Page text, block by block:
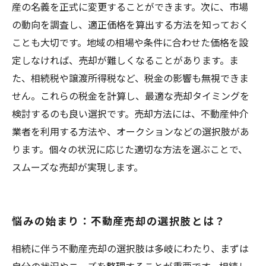
産の名義を正式に変更することができます。次に、市場
の動向を調査し、適正価格を算出する方法を知っておく
ことも大切です。地域の相場や条件に合わせた価格を設
定しなければ、売却が難しくなることがあります。ま
た、相続税や譲渡所得税など、税金の影響も無視できま
せん。これらの税金を計算し、最適な売却タイミングを
検討するのも良い選択です。売却方法には、不動産仲介
業者を利用する方法や、オークションなどの選択肢があ
ります。個々の状況に応じた適切な方法を選ぶことで、
スムーズな売却が実現します。
悩みの始まり：不動産売却の選択肢とは？
相続に伴う不動産売却の選択肢は多岐にわたり、まずは